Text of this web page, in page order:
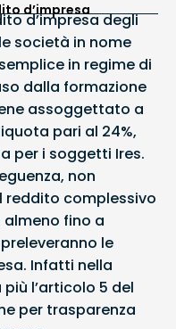
d’impresa
d’impresa degli
società in nome
in regime di
dalla formazione
assoggettato a
pari al 24%,
per i soggetti Ires.
non
reddito complessivo
almeno fino a
le
Infatti nella
l’articolo 5 del
per trasparenza